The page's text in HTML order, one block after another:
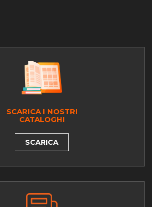
SCARICA I NOSTRI
CATALOGHI
SCARICA